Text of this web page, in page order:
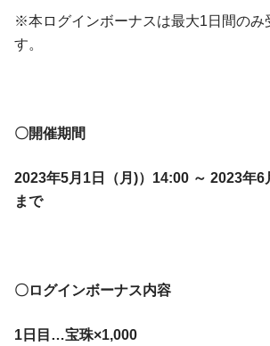
※本ログインボーナスは最大1日間のみ
す。
〇開催期間
2023年5月1日（月)）14:00 ～ 2023年
まで
〇ログインボーナス内容
1日目…宝珠×1,000